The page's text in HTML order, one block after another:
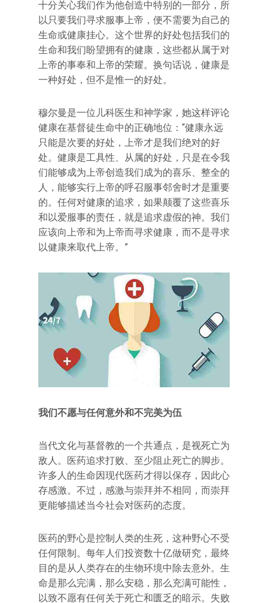
十分关心我们作为他创造中特别的一部分，所
以只要我们寻求服事上帝，便不需要为自己的
生命或健康挂心。这个世界的好处包括我们的
生命和我们盼望拥有的健康，这些都从属于对
上帝的事奉和上帝的荣耀。换句话说，健康是
一种好处，但不是惟一的好处。
穆尔曼是一位儿科医生和神学家，她这样评论
健康在基督徒生命中的正确地位：“健康永远
只能是次要的好处，上帝才是我们绝对的好
处。健康是工具性、从属的好处，只是在令我
们能够成为上帝创造我们成为的喜乐、整全的
人，能够实行上帝的呼召服事邻舍时才是重要
的。任何对健康的追求，如果颠覆了这些喜乐
和以爱服事的责任，就是追求虚假的神。我们
应该向上帝和为上帝而寻求健康，而不是寻求
以健康来取代上帝。”
我们不愿与任何意外和不完美为伍
当代文化与基督教的一个共通点，是视死亡为
敌人。医药追求打败、至少阻止死亡的脚步。
许多人的生命因现代医药才得以保存，因此心
存感激。不过，感激与崇拜并不相同，而崇拜
更能够描述当今社会对医药的态度。
医药的野心是控制人类的生死，这种野心不受
任何限制。每年人们投资数十亿做研究，最终
目的是从人类存在的生物环境中除去意外。生
命是那么完满，那么安稳，那么充满可能性，
以致不愿有任何关于死亡和匮乏的暗示。失败